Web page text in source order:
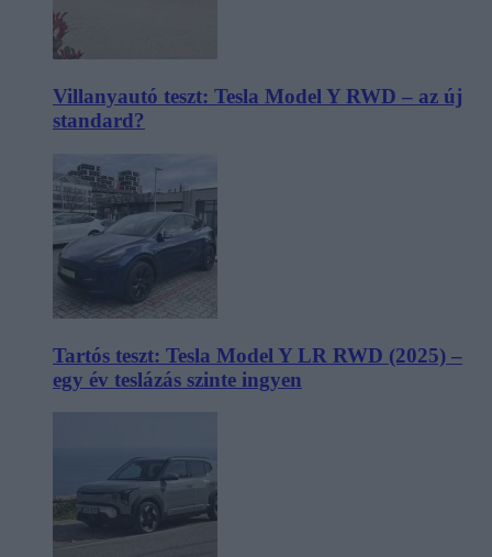
Villanyautó teszt: Tesla Model Y RWD – az új
standard?
Tartós teszt: Tesla Model Y LR RWD (2025) –
egy év teslázás szinte ingyen